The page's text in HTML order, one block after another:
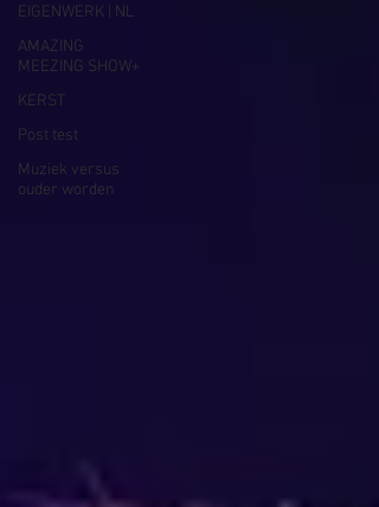
EIGENWERK | NL
AMAZING
MEEZING SHOW+
KERST
Post test
Muziek versus
ouder worden